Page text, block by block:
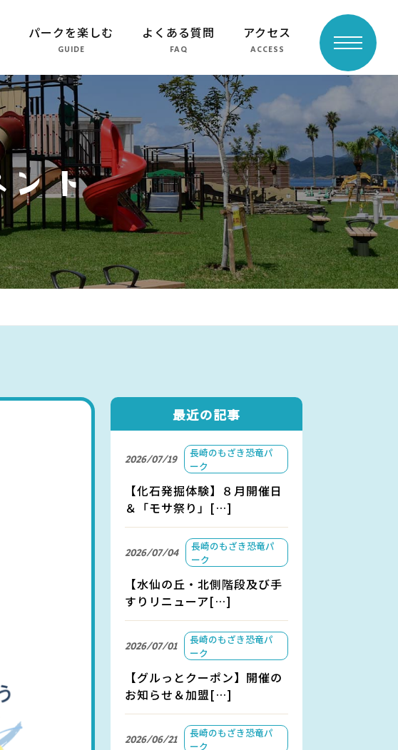
パークを楽しむ
GUIDE
よくある質問
FAQ
アクセス
ACCESS
toggle
navigation
よくある質問
周辺スポット
アクセス
最近の記事
2026/07/19
長崎のもざき恐竜パ
ーク
【化石発掘体験】８月開催日
＆「モサ祭り」[…]
2026/07/04
長崎のもざき恐竜パ
ーク
【水仙の丘・北側階段及び手
すりリニューア[…]
2026/07/01
長崎のもざき恐竜パ
ーク
【グルっとクーポン】開催の
お知らせ＆加盟[…]
2026/06/21
長崎のもざき恐竜パ
ーク